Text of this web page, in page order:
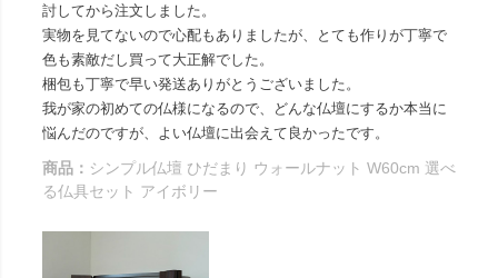
討してから注文しました。
実物を見てないので心配もありましたが、とても作りが丁寧で
色も素敵だし買って大正解でした。
梱包も丁寧で早い発送ありがとうございました。
我が家の初めての仏様になるので、どんな仏壇にするか本当に
悩んだのですが、よい仏壇に出会えて良かったです。
商品： シンプル仏壇 ひだまり ウォールナット W60cm 選べ
る仏具セット アイボリー